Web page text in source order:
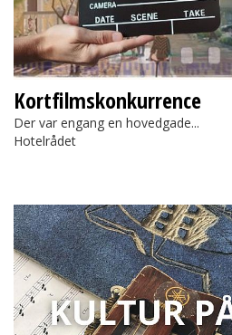
Kortfilmskonkurrence
Der var engang en hovedgade...
Hotelrådet
Kultur på Recept